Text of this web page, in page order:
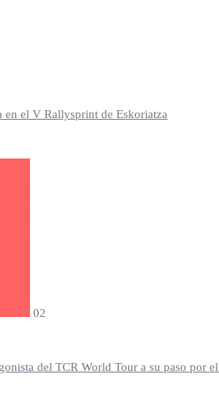
el V Rallysprint de Eskoriatza
02
del TCR World Tour a su paso por